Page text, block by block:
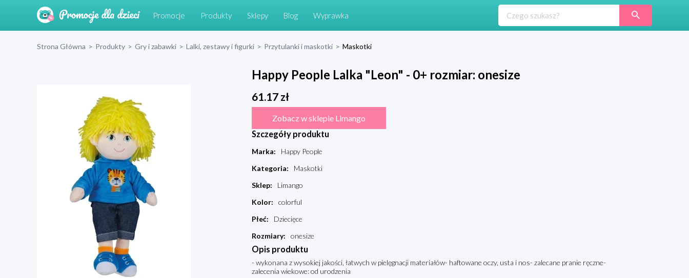
Promocje Produkty Sklepy Blog Wyprawka
Strona Główna > Produkty > Gry i zabawki > Lalki, zestawy i figurki > Przytulanki i maskotki > Maskotki
Happy People Lalka "Leon" - 0+ rozmiar: onesize
61.17zł
Zobacz w sklepie Limango
Szczegóły produktu
Marka:
Happy People
Kategoria:
Maskotki
Sklep:
Limango
Kolor:
colorful
Płeć:
Dziecięce
Rozmiary: onesize
Opis produktu
- wykonana z wysokiej jakości, łatwych w pielęgnacji materiałów- haftowane oczy, usta i nos- zalecane pranie ręczne-
zalecenia wiekowe: od urodzenia